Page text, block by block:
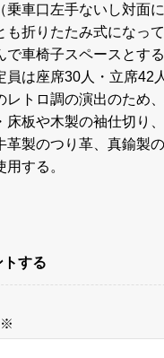
乗車口左手ないし対面
も折りたたみ式になっ
で車椅子スペースとす
員は座席30人・立席42
レトロ調の演出のため
床板や木製の袖仕切り
革製のつり革、真鍮製
用する。
トする
※